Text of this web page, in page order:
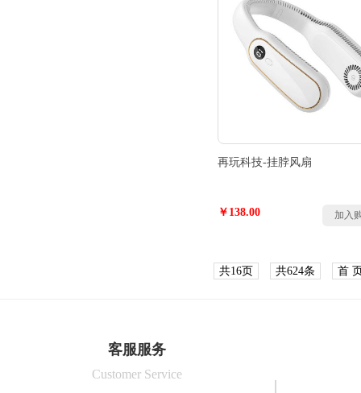
再玩科技-挂脖风扇
￥138.00 加入
共16页 共624条 首
客服服务
Customer Service